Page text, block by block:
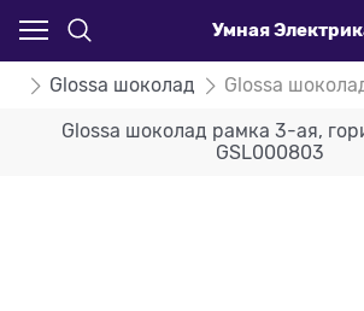
Умная
Glossa шоколад Glossa
Glossa шоколад рамка 3-ая,
GSL000803